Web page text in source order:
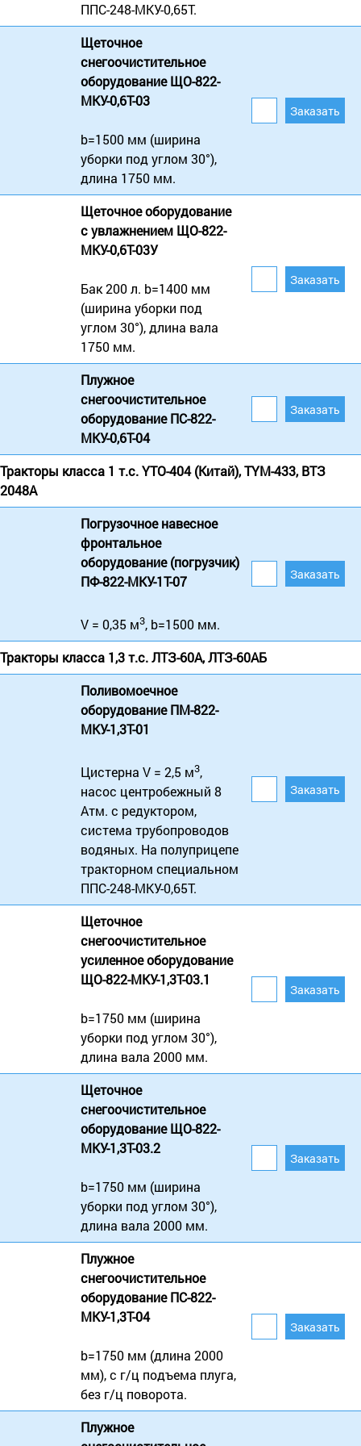
ППС-248-МКУ-0,65Т.
Щеточное
снегоочистительное
оборудование ЩО-822-
МКУ-0,6Т-03
b=1500 мм (ширина
уборки под углом 30°),
длина 1750 мм.
Щеточное оборудование
с увлажнением ЩО-822-
МКУ-0,6Т-03У
Бак 200 л. b=1400 мм
(ширина уборки под
углом 30°), длина вала
1750 мм.
Плужное
снегоочистительное
оборудование ПС-822-
МКУ-0,6Т-04
Тракторы класса 1 т.с. YTO-404 (Китай), TYM-433, ВТЗ
2048А
Погрузочное навесное
фронтальное
оборудование (погрузчик)
ПФ-822-МКУ-1Т-07
V = 0,35 м3, b=1500 мм.
Тракторы класса 1,3 т.с. ЛТЗ-60А, ЛТЗ-60АБ
Поливомоечное
оборудование ПМ-822-
МКУ-1,3Т-01
Цистерна V = 2,5 м3,
насос центробежный 8
Атм. с редуктором,
система трубопроводов
водяных. На полуприцепе
тракторном специальном
ППС-248-МКУ-0,65Т.
Щеточное
снегоочистительное
усиленное оборудование
ЩО-822-МКУ-1,3Т-03.1
b=1750 мм (ширина
уборки под углом 30°),
длина вала 2000 мм.
Щеточное
снегоочистительное
оборудование ЩО-822-
МКУ-1,3Т-03.2
b=1750 мм (ширина
уборки под углом 30°),
длина вала 2000 мм.
Плужное
снегоочистительное
оборудование ПС-822-
МКУ-1,3Т-04
b=1750 мм (длина 2000
мм), с г/ц подъема плуга,
без г/ц поворота.
Плужное